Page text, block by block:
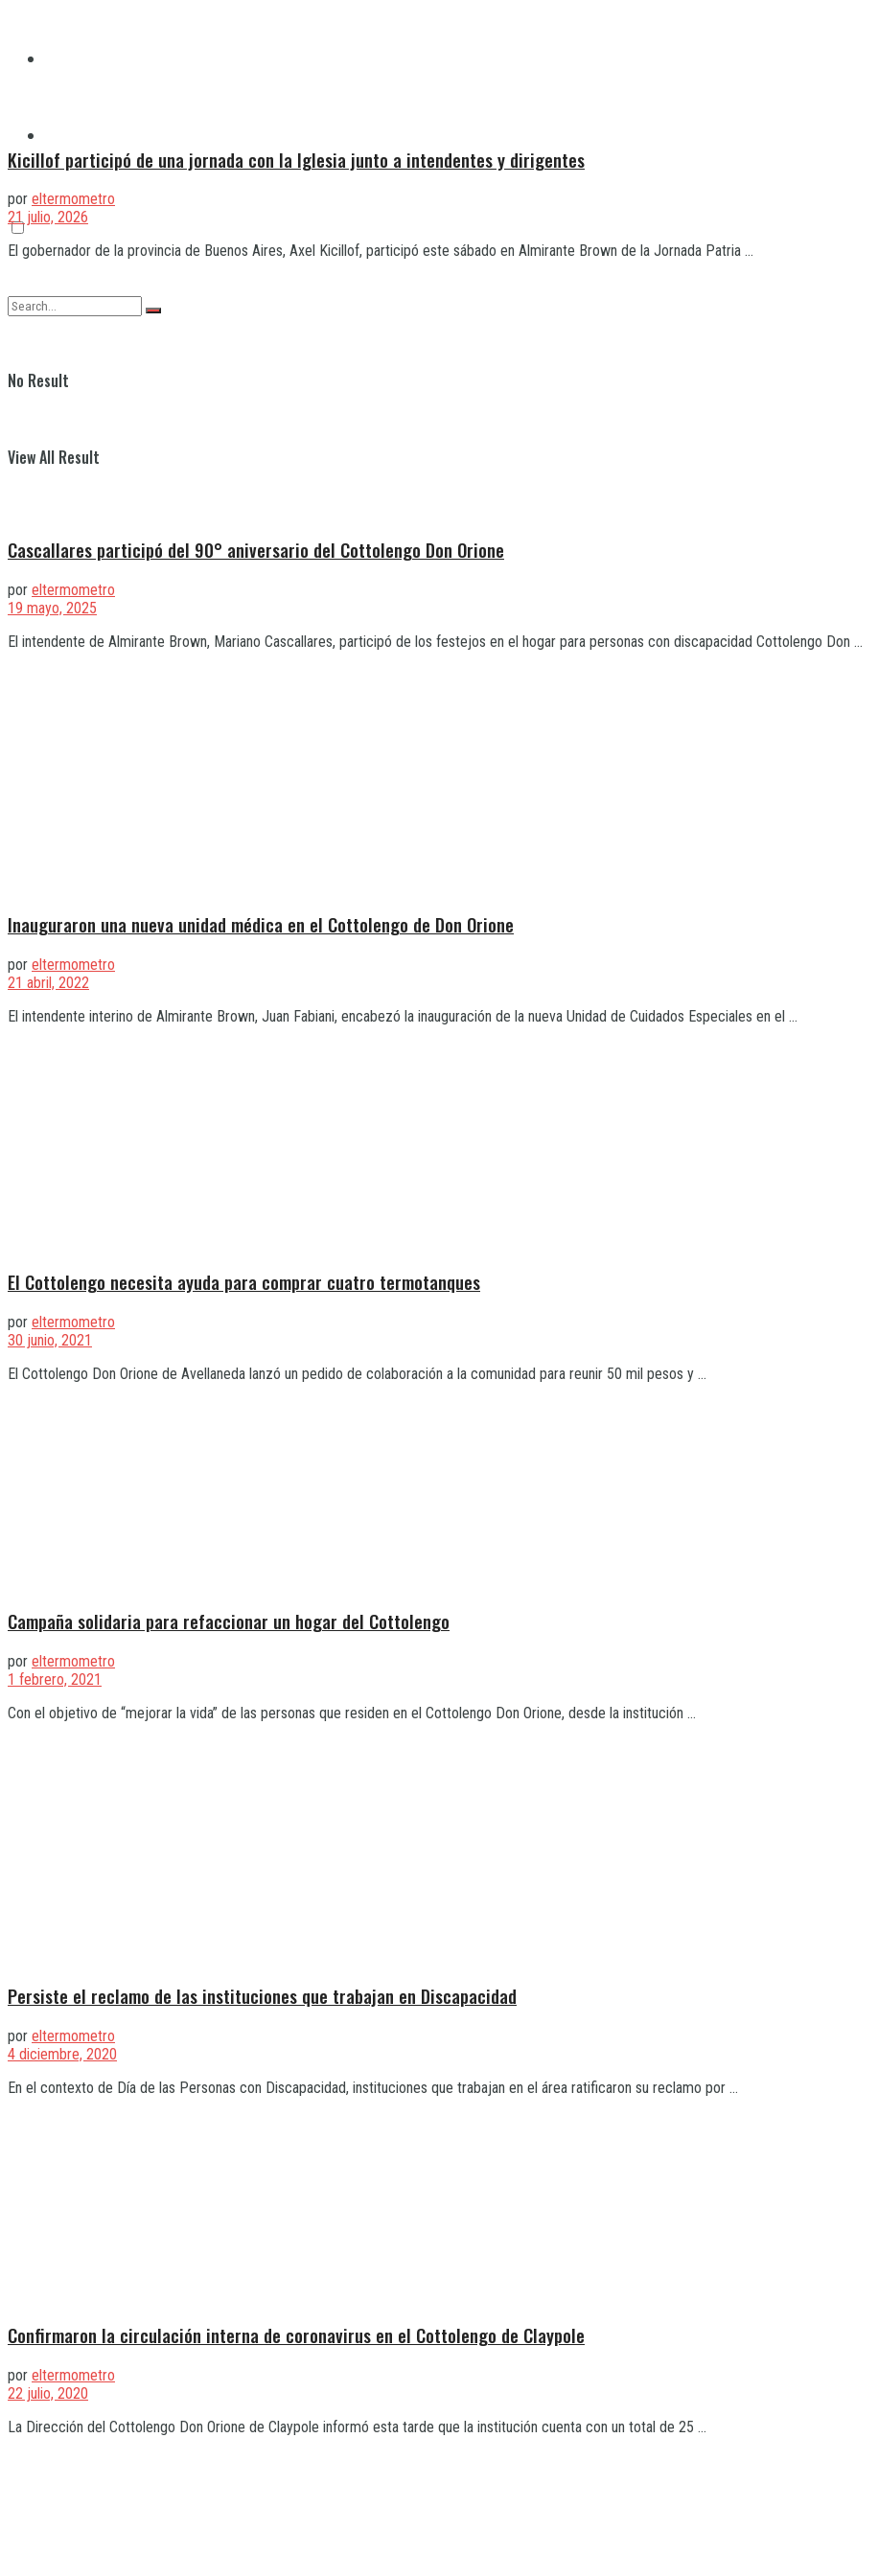
No Result
View All Result
Kicillof participó de una jornada con la Iglesia junto a intendentes y dirigentes
por eltermometro
21 julio, 2026
El gobernador de la provincia de Buenos Aires, Axel Kicillof, participó este sábado en Almirante Brown de la Jornada Patria ...
Cascallares participó del 90° aniversario del Cottolengo Don Orione
por eltermometro
19 mayo, 2025
El intendente de Almirante Brown, Mariano Cascallares, participó de los festejos en el hogar para personas con discapacidad Cottolengo Don ...
Inauguraron una nueva unidad médica en el Cottolengo de Don Orione
por eltermometro
21 abril, 2022
El intendente interino de Almirante Brown, Juan Fabiani, encabezó la inauguración de la nueva Unidad de Cuidados Especiales en el ...
El Cottolengo necesita ayuda para comprar cuatro termotanques
por eltermometro
30 junio, 2021
El Cottolengo Don Orione de Avellaneda lanzó un pedido de colaboración a la comunidad para reunir 50 mil pesos y ...
Campaña solidaria para refaccionar un hogar del Cottolengo
por eltermometro
1 febrero, 2021
Con el objetivo de “mejorar la vida” de las personas que residen en el Cottolengo Don Orione, desde la institución ...
Persiste el reclamo de las instituciones que trabajan en Discapacidad
por eltermometro
4 diciembre, 2020
En el contexto de Día de las Personas con Discapacidad, instituciones que trabajan en el área ratificaron su reclamo por ...
Confirmaron la circulación interna de coronavirus en el Cottolengo de Claypole
por eltermometro
22 julio, 2020
La Dirección del Cottolengo Don Orione de Claypole informó esta tarde que la institución cuenta con un total de 25 ...